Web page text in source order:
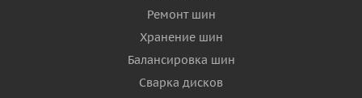
Ремонт шин
Хранение шин
Балансировка шин
Сварка дисков